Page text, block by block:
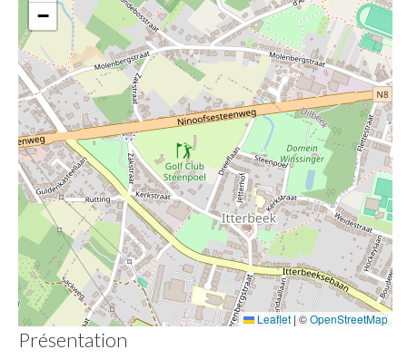
−
Leaflet | ©OpenStreetMap
Présentation